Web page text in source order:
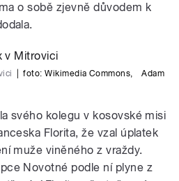
o sobě zjevně důvodem k
foto:Wikimedia Commons,Adam
svého kolegu v kosovské misi
Florita, že vzal úplatek
muže viněného z vraždy.
Novotné podle ní plyne z